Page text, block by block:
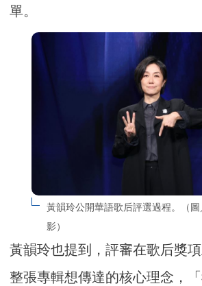
單。
黃韻玲公開華語歌后評選過程。（
影）
黃韻玲也提到，評審在歌后獎
整張專輯想傳達的核心理念，